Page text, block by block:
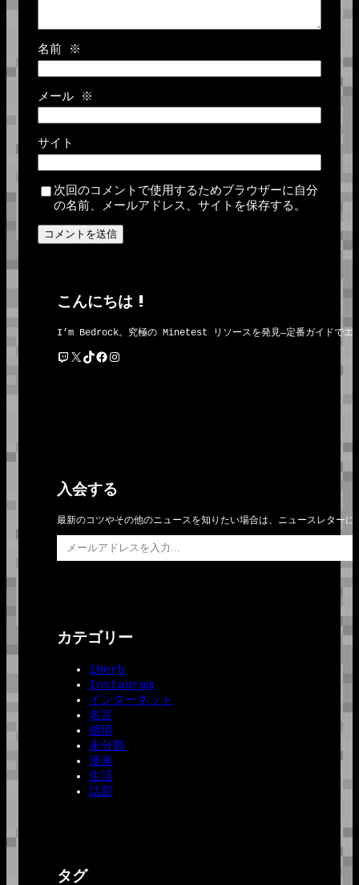
名前 ※
メール ※
サイト
次回のコメントで使用するためブラウザーに自分
の名前、メールアドレス、サイトを保存する。
こんにちは !
I’m Bedrock。究極の Minetest リソースを発見―定番ガイドでエ
Twitch X TikTok Facebook Instagram
入会する
最新のコツやその他のニュースを知りたい場合は、ニュースレター
メールアドレスを入力…
カテゴリー
iHerb
Instagram
インターネット
名言
感情
未分類
漫画
生活
話題
タグ